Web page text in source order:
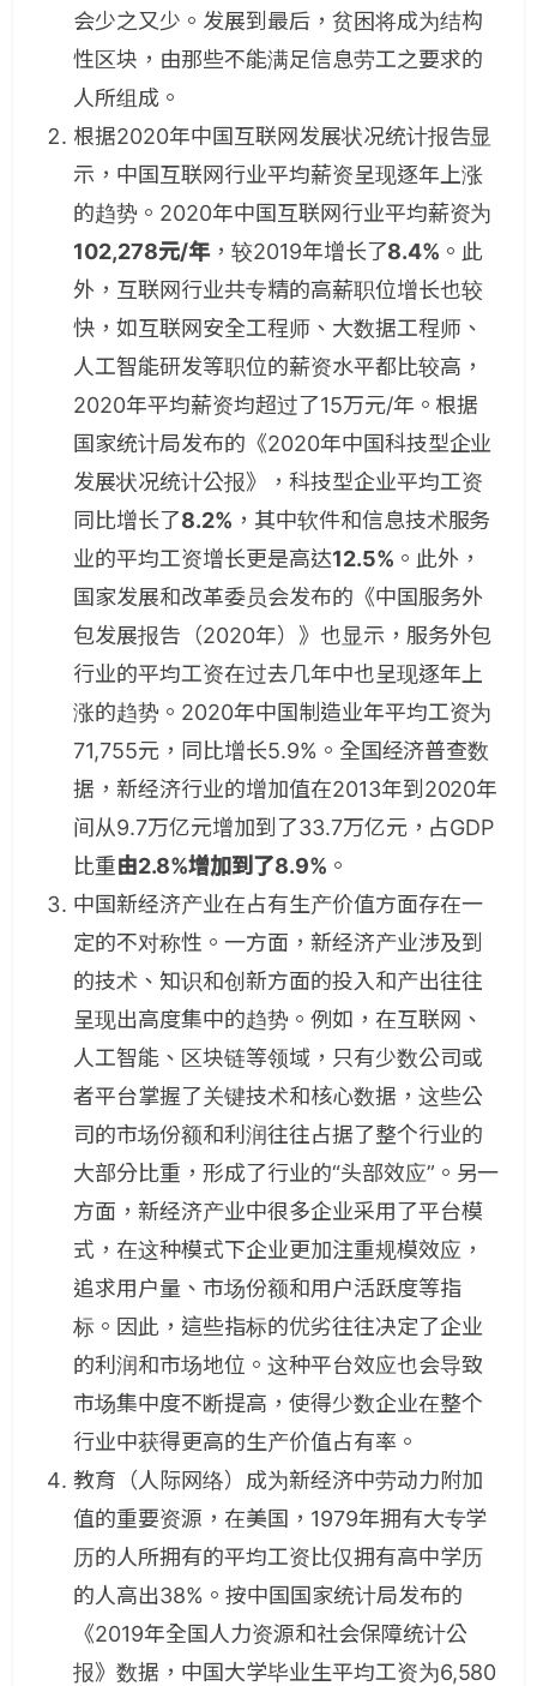
会少之又少。发展到最后，贫困将成为结构
性区块，由那些不能满足信息劳工之要求的
人所组成。
根据2020年中国互联网发展状况统计报告显
示，中国互联网行业平均薪资呈现逐年上涨
的趋势。2020年中国互联网行业平均薪资为
102,278元/年，较2019年增长了8.4% 。此
外，互联网行业共专精的高薪职位增长也较
快，如互联网安全工程师、大数据工程师、
人工智能研发等职位的薪资水平都比较高，
2020年平均薪资均超过了15万元/年。根据
国家统计局发布的《2020年中国科技型企业
发展状况统计公报》，科技型企业平均工资
同比增长了8.2% ，其中软件和信息技术服务
业的平均工资增长更是高达12.5% 。此外，
国家发展和改革委员会发布的《中国服务外
包发展报告（2020年）》也显示，服务外包
行业的平均工资在过去几年中也呈现逐年上
涨的趋势。2020年中国制造业年平均工资为
71,755元，同比增长5.9%。全国经济普查数
据，新经济行业的增加值在2013年到2020年
间从9.7万亿元增加到了33.7万亿元，占GDP
比重由2.8%增加到了8.9% 。
中国新经济产业在占有生产价值方面存在一
定的不对称性。一方面，新经济产业涉及到
的技术、知识和创新方面的投入和产出往往
呈现出高度集中的趋势。例如，在互联网、
人工智能、区块链等领域，只有少数公司或
者平台掌握了关键技术和核心数据，这些公
司的市场份额和利润往往占据了整个行业的
大部分比重，形成了行业的“头部效应”。另一
方面，新经济产业中很多企业采用了平台模
式，在这种模式下企业更加注重规模效应，
追求用户量、市场份额和用户活跃度等指
标。因此，這些指标的优劣往往决定了企业
的利润和市场地位。这种平台效应也会导致
市场集中度不断提高，使得少数企业在整个
行业中获得更高的生产价值占有率。
教育（人际网络）成为新经济中劳动力附加
值的重要资源，在美国，1979年拥有大专学
历的人所拥有的平均工资比仅拥有高中学历
的人高出38%。按中国国家统计局发布的
《2019年全国人力资源和社会保障统计公
报》数据，中国大学毕业生平均工资为6,580